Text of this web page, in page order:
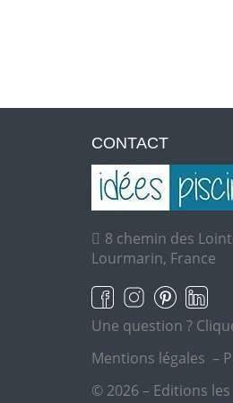
CONTACT
8 chemin des
Lourmarin, France
Une question ?
Mentions légales –
© 2026 – Editions